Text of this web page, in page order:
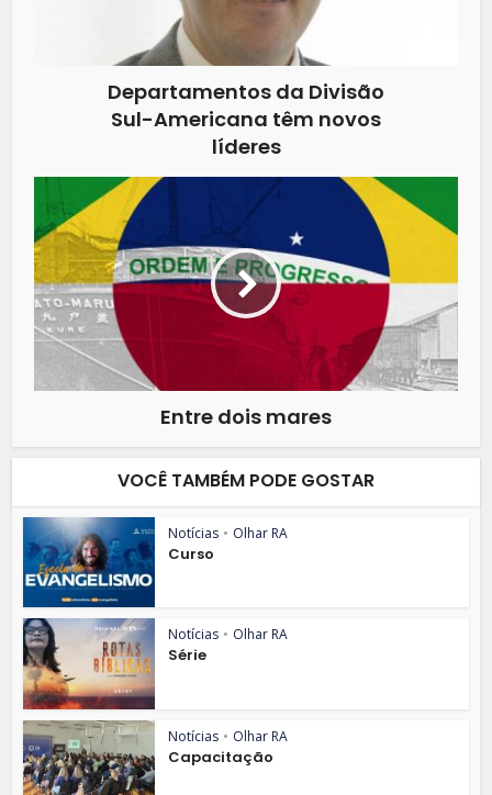
Departamentos da Divisão
Sul-Americana têm novos
líderes
Entre dois mares
VOCÊ TAMBÉM PODE GOSTAR
Notícias • Olhar RA
Curso
Notícias • Olhar RA
Série
Notícias • Olhar RA
Capacitação